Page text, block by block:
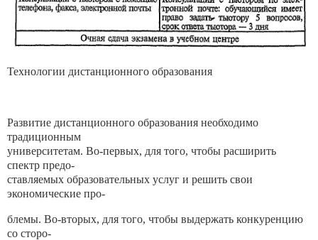
Технологии дистанционного образования
Развитие дистанционного образования необходимо
традиционным
университетам. Во-первых, для того, чтобы расширить
спектр предо-
ставляемых образовательных услуг и решить свои
экономические про-
блемы. Во-вторых, для того, чтобы выдержать конкуренцию
со сторо-